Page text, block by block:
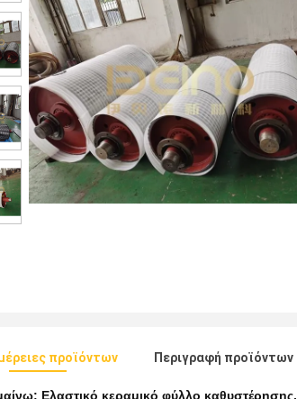
προϊόντων Περιγραφή προϊόντων
Ελαστικό κεραμικό φύλλο καθυστέρησης,